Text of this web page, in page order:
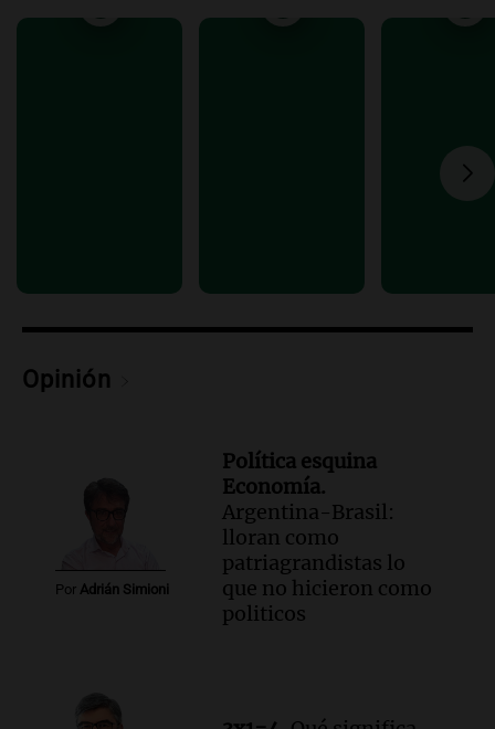
Audio.Rafaela propone aumento del
Audio.Ataque a balazos en Rafaela:
en los barrios Nogales
Episodios
Opinión
Por Adrián Simioni
Política esquina
Economía.
Argentina-Brasil:
lloran como
patriagrandistas lo
que no hicieron como
politicos